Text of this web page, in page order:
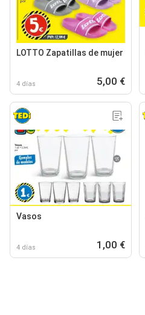
LOTTO Zapatillas de mujer
4 días 5,00 €
Vasos
4 días 1,00 €